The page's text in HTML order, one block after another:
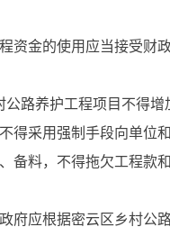
资金的使用应当接受财
路养护工程项目不得增
得采用强制手段向单位和
备料，不得拖欠工程款
府应根据密云区乡村公